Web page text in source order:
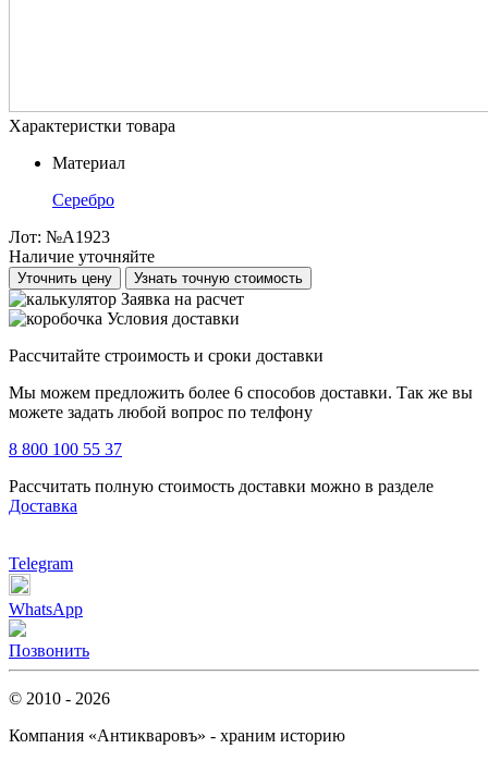
Характеристки товара
Материал
Серебро
Лот: №А1923
Наличие уточняйте
Уточнить цену Узнать точную стоимость
Заявка на расчет
Условия доставки
Рассчитайте строимость и сроки доставки
Мы можем предложить более 6 способов доставки. Так же вы
можете задать любой вопрос по телфону
8 800 100 55 37
Рассчитать полную стоимость доставки можно в разделе
Доставка
Telegram
WhatsApp
Позвонить
© 2010 - 2026
Компания «Антикваровъ» - храним историю